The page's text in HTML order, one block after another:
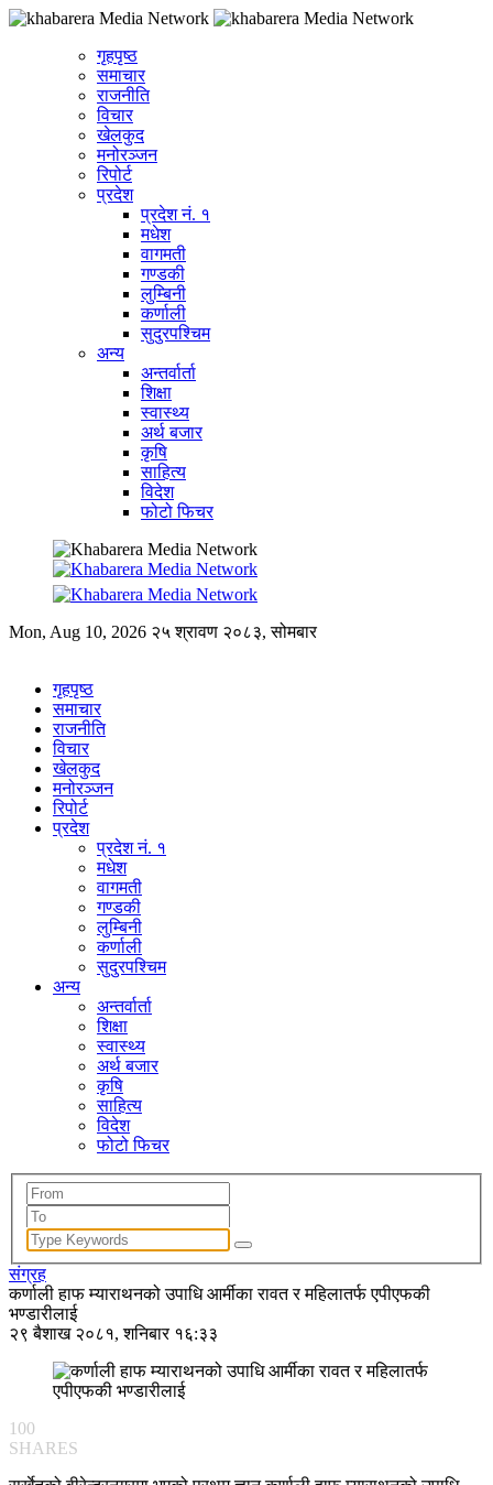
गृहपृष्ठ
समाचार
राजनीति
विचार
खेलकुद
मनोरञ्जन
रिपोर्ट
प्रदेश
प्रदेश नं. १
मधेश
वागमती
गण्डकी
लुम्बिनी
कर्णाली
सुदुरपश्चिम
अन्य
अन्तर्वार्ता
शिक्षा
स्वास्थ्य
अर्थ बजार
कृषि
साहित्य
विदेश
फोटो फिचर
Mon, Aug 10, 2026 २५ श्रावण २०८३, सोमबार
गृहपृष्ठ
समाचार
राजनीति
विचार
खेलकुद
मनोरञ्जन
रिपोर्ट
प्रदेश
प्रदेश नं. १
मधेश
वागमती
गण्डकी
लुम्बिनी
कर्णाली
सुदुरपश्चिम
अन्य
अन्तर्वार्ता
शिक्षा
स्वास्थ्य
अर्थ बजार
कृषि
साहित्य
विदेश
फोटो फिचर
संग्रह
कर्णाली हाफ म्याराथनको उपाधि आर्मीका रावत र महिलातर्फ एपीएफकी
भण्डारीलाई
२९ बैशाख २०८१, शनिबार १६:३३
100
SHARES